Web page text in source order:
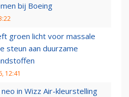
bij Boeing
groen licht voor massale
steun aan duurzame
12:41
in Wizz Air-kleurstelling